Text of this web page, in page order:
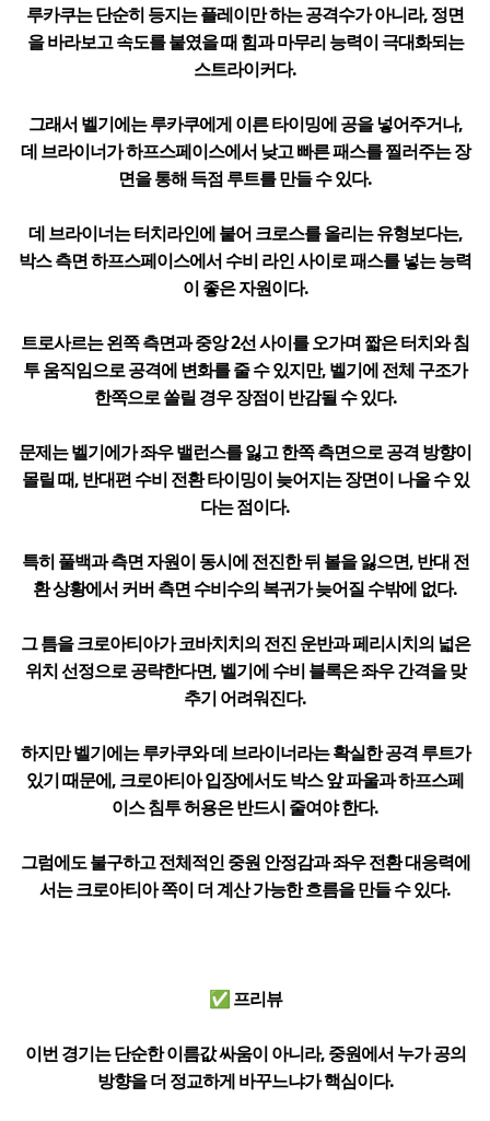
루카쿠는 단순히 등지는 플레이만 하는 공격수가 아니라, 정면
을 바라보고 속도를 붙였을 때 힘과 마무리 능력이 극대화되는
스트라이커다.
그래서 벨기에는 루카쿠에게 이른 타이밍에 공을 넣어주거나,
데 브라이너가 하프스페이스에서 낮고 빠른 패스를 찔러주는 장
면을 통해 득점 루트를 만들 수 있다.
데 브라이너는 터치라인에 붙어 크로스를 올리는 유형보다는,
박스 측면 하프스페이스에서 수비 라인 사이로 패스를 넣는 능력
이 좋은 자원이다.
트로사르는 왼쪽 측면과 중앙 2선 사이를 오가며 짧은 터치와 침
투 움직임으로 공격에 변화를 줄 수 있지만, 벨기에 전체 구조가
한쪽으로 쏠릴 경우 장점이 반감될 수 있다.
문제는 벨기에가 좌우 밸런스를 잃고 한쪽 측면으로 공격 방향이
몰릴 때, 반대편 수비 전환 타이밍이 늦어지는 장면이 나올 수 있
다는 점이다.
특히 풀백과 측면 자원이 동시에 전진한 뒤 볼을 잃으면, 반대 전
환 상황에서 커버 측면 수비수의 복귀가 늦어질 수밖에 없다.
그 틈을 크로아티아가 코바치치의 전진 운반과 페리시치의 넓은
위치 선정으로 공략한다면, 벨기에 수비 블록은 좌우 간격을 맞
추기 어려워진다.
하지만 벨기에는 루카쿠와 데 브라이너라는 확실한 공격 루트가
있기 때문에, 크로아티아 입장에서도 박스 앞 파울과 하프스페
이스 침투 허용은 반드시 줄여야 한다.
그럼에도 불구하고 전체적인 중원 안정감과 좌우 전환 대응력에
서는 크로아티아 쪽이 더 계산 가능한 흐름을 만들 수 있다.
✅ 프리뷰
이번 경기는 단순한 이름값 싸움이 아니라, 중원에서 누가 공의
방향을 더 정교하게 바꾸느냐가 핵심이다.